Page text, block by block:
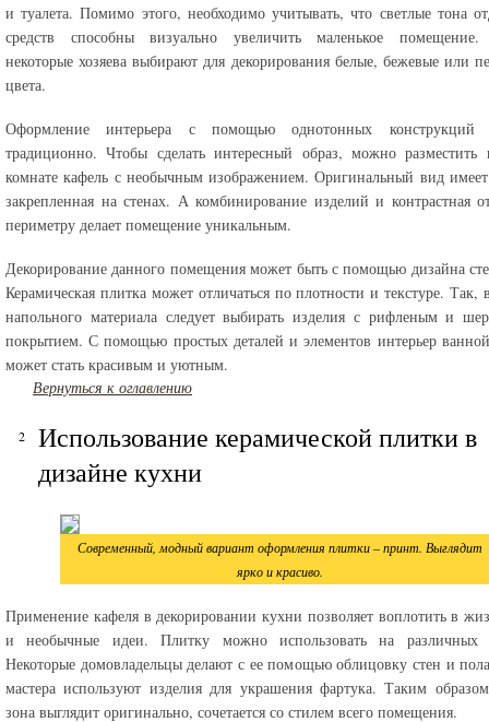
и туалета. Помимо этого, необходимо учитывать, что светлые тона
средств способны визуально увеличить маленькое
некоторые хозяева выбирают для декорирования белые, бежевые или
цвета.
Оформление интерьера с помощью однотонных конструкций
традиционно. Чтобы сделать интересный образ, можно разместить
комнате кафель с необычным изображением. Оригинальный вид
закрепленная на стенах. А комбинирование изделий и контрастная
периметру делает помещение уникальным.
Декорирование данного помещения может быть с помощью дизайна
Керамическая плитка может отличаться по плотности и текстуре. Так,
напольного материала следует выбирать изделия с рифленым и
покрытием. С помощью простых деталей и элементов интерьер
может стать красивым и уютным.
Вернуться к оглавлению
Использование керамической плитки в
дизайне кухни
Современный, модный вариант оформления плитки – принт. Выглядит
ярко и красиво.
Применение кафеля в декорировании кухни позволяет воплотить в
и необычные идеи. Плитку можно использовать на различных
Некоторые домовладельцы делают с ее помощью облицовку стен и
мастера используют изделия для украшения фартука. Таким
зона выглядит оригинально, сочетается со стилем всего помещения.